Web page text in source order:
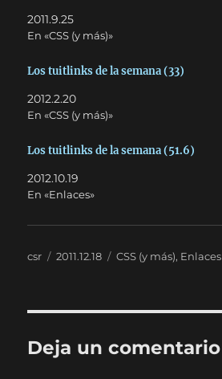
2011.9.25
En «CSS (y más)»
Los tuitlinks de la semana (33)
2012.2.20
En «CSS (y más)»
Los tuitlinks de la semana (51.6)
2012.10.19
En «Enlaces»
Autor
csr
Publicado
2011.12.18 Categorías
CSS (y más), Enlaces
Deja un comentario